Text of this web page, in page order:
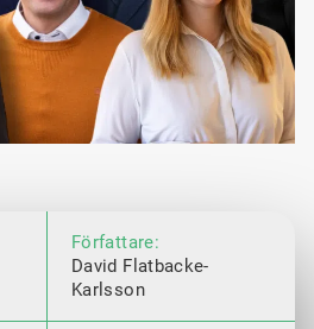
Författare:
David Flatbacke-
Karlsson